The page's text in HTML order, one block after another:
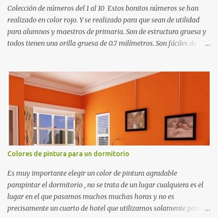
Colección de números del 1 al 10 Estos bonitos números se han
realizado en color rojo. Y se realizado para que sean de utilidad
para alumnos y maestros de primaria. Son de estructura gruesa y
todos tienen una orilla gruesa de 0.7 milímetros. Son fáciles de
matemáticos, para decorar los cumpleaños de los niños, entre
otras cosas.
Colores de pintura para un dormitorio
Es muy importante elegir un color de pintura agradable
parapintar el dormitorio , no se trata de un lugar cualquiera es el
lugar en el que pasamos muchos muchas horas y no es
precisamente un cuarto de hotel que utilizamos solamente para